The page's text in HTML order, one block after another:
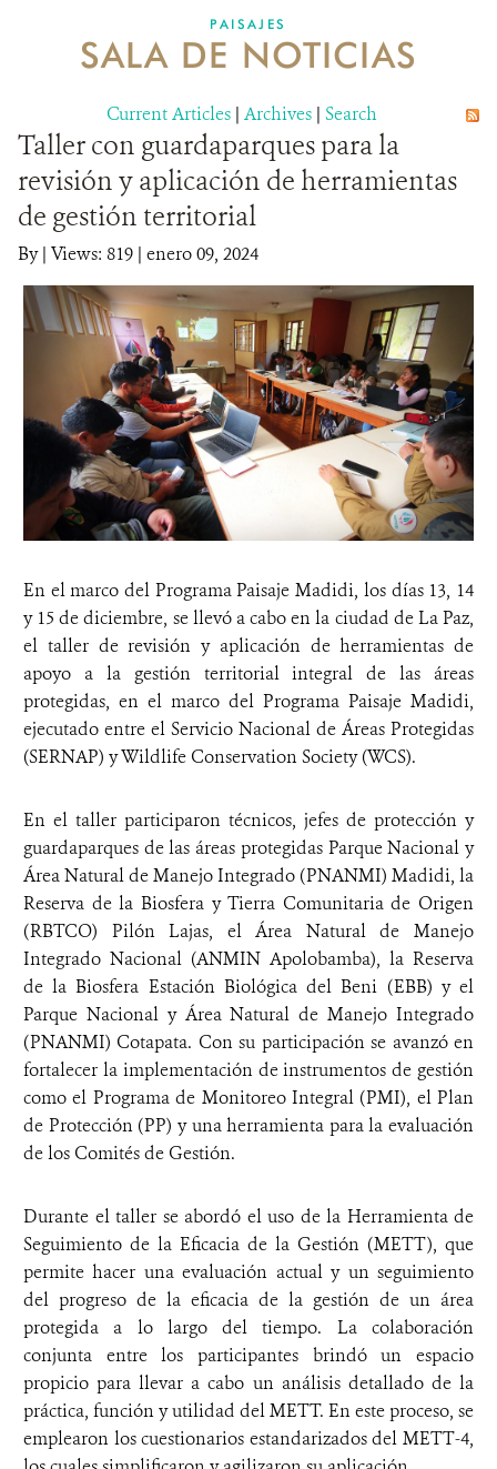
NOSOTROS
DONA
PAISAJES
SALA DE NOTICIAS
Current Articles | Archives | Search
Taller con guardaparques para la
revisión y aplicación de herramientas
de gestión territorial
By| Views: 819 | enero 09, 2024
En el marco del Programa Paisaje Madidi, los días 13, 14
y 15 de diciembre, se llevó a cabo en la ciudad de La Paz,
el taller de revisión y aplicación de herramientas de
apoyo a la gestión territorial integral de las áreas
protegidas, en el marco del Programa Paisaje Madidi,
ejecutado entre el Servicio Nacional de Áreas Protegidas
(SERNAP) y Wildlife Conservation Society (WCS).
En el taller participaron técnicos, jefes de protección y
guardaparques de las áreas protegidas Parque Nacional y
Área Natural de Manejo Integrado (PNANMI) Madidi, la
Reserva de la Biosfera y Tierra Comunitaria de Origen
(RBTCO) Pilón Lajas, el Área Natural de Manejo
Integrado Nacional (ANMIN Apolobamba), la Reserva
de la Biosfera Estación Biológica del Beni (EBB) y el
Parque Nacional y Área Natural de Manejo Integrado
(PNANMI) Cotapata. Con su participación se avanzó en
fortalecer la implementación de instrumentos de gestión
como el Programa de Monitoreo Integral (PMI), el Plan
de Protección (PP) y una herramienta para la evaluación
de los Comités de Gestión.
Durante el taller se abordó el uso de la Herramienta de
Seguimiento de la Eficacia de la Gestión (METT), que
permite hacer una evaluación actual y un seguimiento
del progreso de la eficacia de la gestión de un área
protegida a lo largo del tiempo. La colaboración
conjunta entre los participantes brindó un espacio
propicio para llevar a cabo un análisis detallado de la
práctica, función y utilidad del METT. En este proceso, se
emplearon los cuestionarios estandarizados del METT-4,